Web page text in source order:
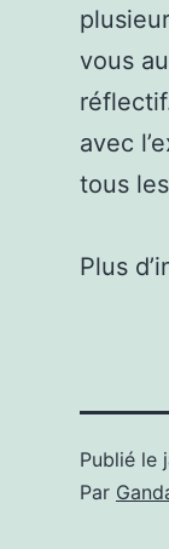
vous
avec
tous
Plus
Publié le
Par